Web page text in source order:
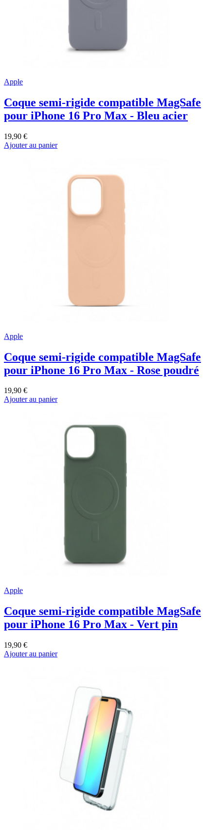
Apple
Coque semi-rigide compatible MagSafe
pour iPhone 16 Pro Max - Bleu acier
19,90 €
Ajouter au panier
Apple
Coque semi-rigide compatible MagSafe
pour iPhone 16 Pro Max - Rose poudré
19,90 €
Ajouter au panier
Apple
Coque semi-rigide compatible MagSafe
pour iPhone 16 Pro Max - Vert pin
19,90 €
Ajouter au panier